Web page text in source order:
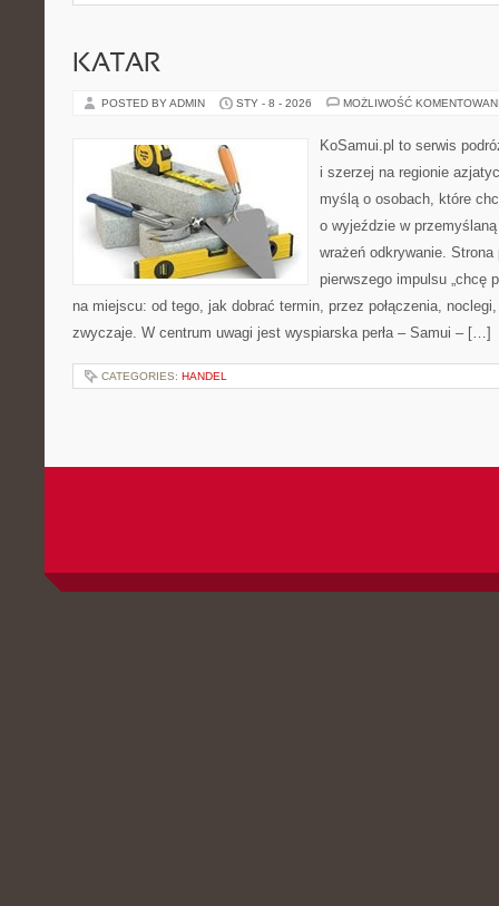
KATAR
POSTED BY ADMIN STY - 8 - 2026 MOŻLIWOŚĆ
KoSamui.pl to serwis
i szerzej na regionie
myślą o osobach, które
o wyjeździe w
wrażeń odkrywanie.
pierwszego impulsu „chcę
na miejscu: od tego, jak dobrać termin, przez połączenia,
zwyczaje. W centrum uwagi jest wyspiarska perła – Samui – […]
CATEGORIES: HANDEL